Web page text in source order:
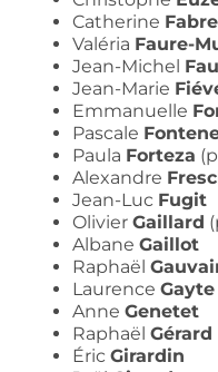
Catherine Fabre
Valéria Faure-
Jean-Michel
Jean-Marie
Emmanuelle
Pascale
Paula Forteza
Alexandre
Jean-Luc Fugit
Olivier Gaillard
Albane Gaillot
Raphaël
Laurence Gayte
Anne Genetet
Raphaël Gérard
Éric Girardin